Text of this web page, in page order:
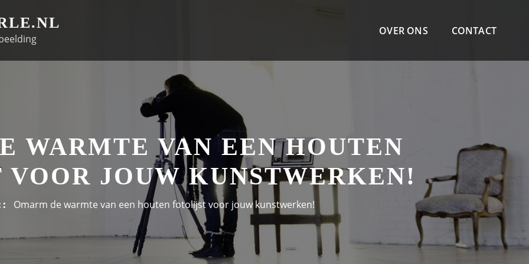
OVER ONS CONTACT
WARMTE VAN EEN HOUTEN
JOUW KUNSTWERKEN!
Omarm de warmte van een houten fotolijst voor jouw kunstwerken!